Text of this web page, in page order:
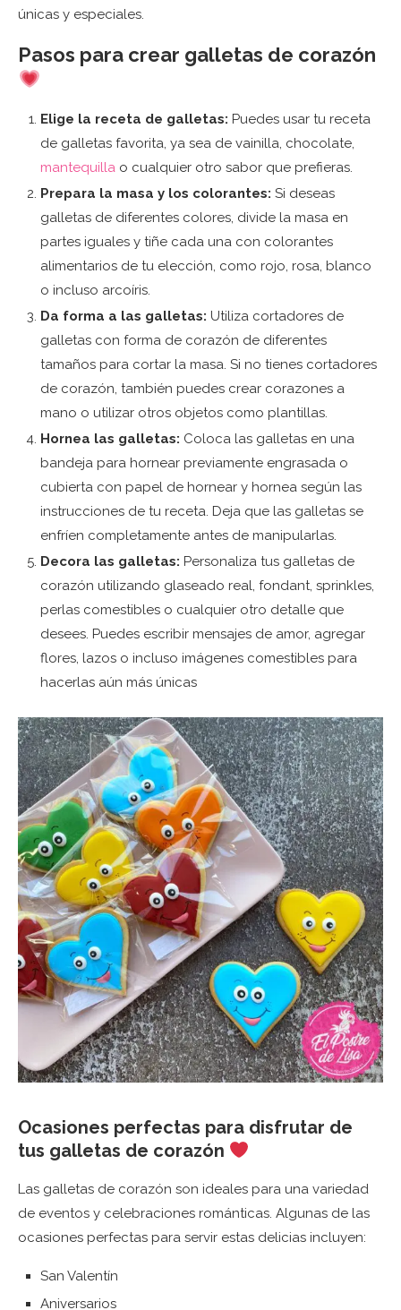
únicas y especiales.
Pasos para crear galletas de corazón
Elige la receta de galletas: Puedes usar tu receta
de galletas favorita, ya sea de vainilla, chocolate,
mantequilla o cualquier otro sabor que prefieras.
Prepara la masa y los colorantes: Si deseas
galletas de diferentes colores, divide la masa en
partes iguales y tiñe cada una con colorantes
alimentarios de tu elección, como rojo, rosa, blanco
o incluso arcoíris.
Da forma a las galletas: Utiliza cortadores de
galletas con forma de corazón de diferentes
tamaños para cortar la masa. Si no tienes cortadores
de corazón, también puedes crear corazones a
mano o utilizar otros objetos como plantillas.
Hornea las galletas: Coloca las galletas en una
bandeja para hornear previamente engrasada o
cubierta con papel de hornear y hornea según las
instrucciones de tu receta. Deja que las galletas se
enfríen completamente antes de manipularlas.
Decora las galletas: Personaliza tus galletas de
corazón utilizando glaseado real, fondant, sprinkles,
perlas comestibles o cualquier otro detalle que
desees. Puedes escribir mensajes de amor, agregar
flores, lazos o incluso imágenes comestibles para
hacerlas aún más únicas
Ocasiones perfectas para disfrutar de
tus galletas de corazón
Las galletas de corazón son ideales para una variedad
de eventos y celebraciones románticas. Algunas de las
ocasiones perfectas para servir estas delicias incluyen:
San Valentín
Aniversarios